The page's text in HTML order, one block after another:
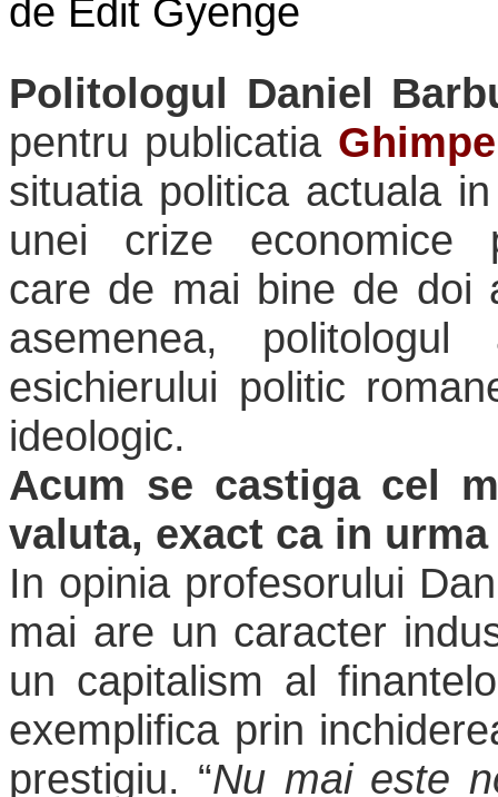
de Edit Gyenge
Politologul Daniel
pentru publicatia
situatia politica actuala
unei crize economice
care de mai bine de doi
asemenea,
esichierului politic
ideologic.
Acum se castiga cel
valuta, exact ca in
In opinia profesorului
mai are un caracter
un capitalism al
exemplifica prin
prestigiu. “Nu mai este